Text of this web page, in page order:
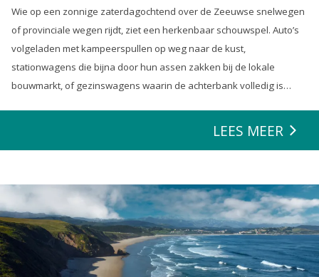
Wie op een zonnige zaterdagochtend over de Zeeuwse snelwegen
of provinciale wegen rijdt, ziet een herkenbaar schouwspel. Auto’s
volgeladen met kampeerspullen op weg naar de kust,
stationwagens die bijna door hun assen zakken bij de lokale
bouwmarkt, of gezinswagens waarin de achterbank volledig is
zeulen. We houden van onze auto’s en we verwachten dat ze alles
LEES MEER